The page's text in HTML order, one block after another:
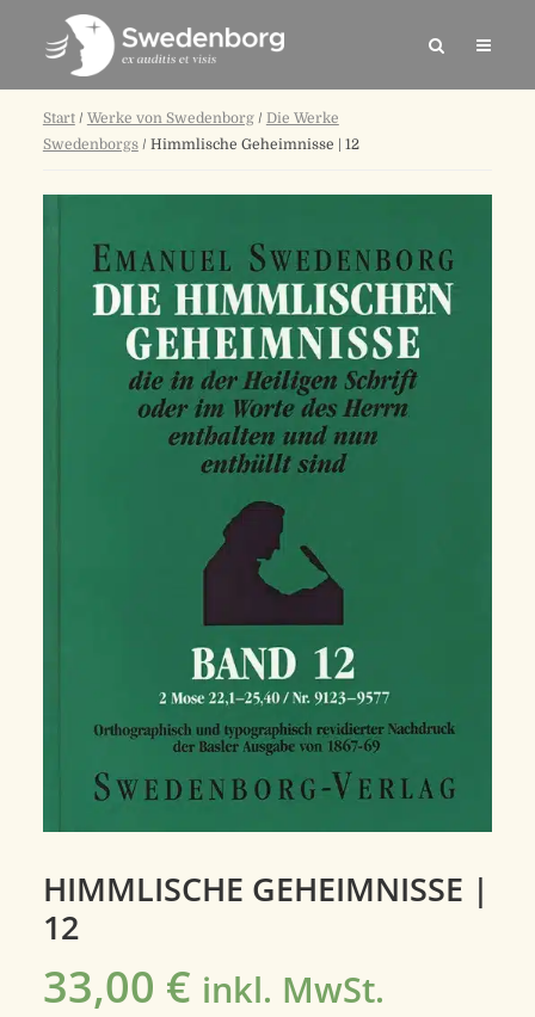
Start/ Werke von Swedenborg/ Die Werke
Swedenborgs/ Himmlische Geheimnisse | 12
HIMMLISCHE GEHEIMNISSE |
12
33,00 € inkl. MwSt.